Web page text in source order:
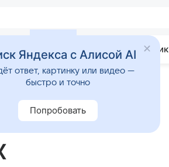
Развитие Почемучка Учебник
Яндекса с Алисой AI
ответ, картинку или видео —
быстро и точно
Попробовать